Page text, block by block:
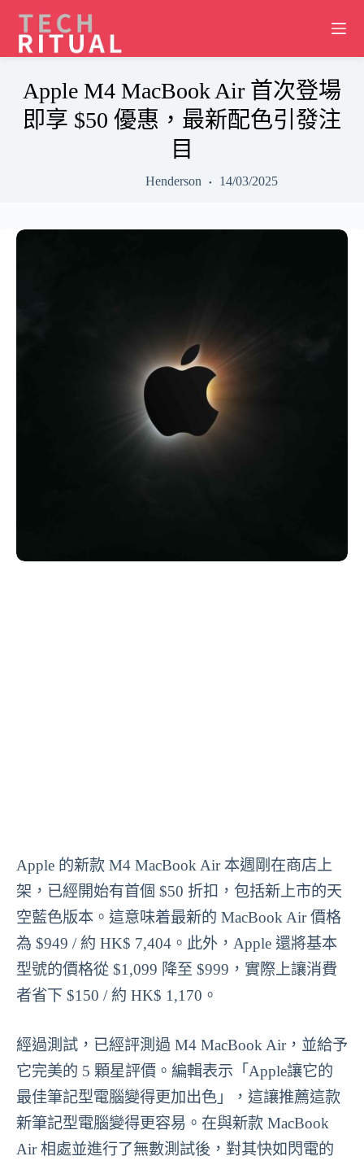
content
Apple M4 MacBook Air 首次登場
即享 $50 優惠，最新配色引發注
目
Henderson 14/03/2025
Apple 的新款 M4 MacBook Air 本週剛在商店上
架，已經開始有首個 $50 折扣，包括新上市的天
空藍色版本。這意味着最新的 MacBook Air 價格
為 $949 / 約 HK$ 7,404。此外，Apple 還將基本
型號的價格從 $1,099 降至 $999，實際上讓消費
者省下 $150 / 約 HK$ 1,170。
經過測試，已經評測過 M4 MacBook Air，並給予
它完美的 5 顆星評價。編輯表示「Apple讓它的
最佳筆記型電腦變得更加出色」，這讓推薦這款
新筆記型電腦變得更容易。在與新款 MacBook
Air 相處並進行了無數測試後，對其快如閃電的